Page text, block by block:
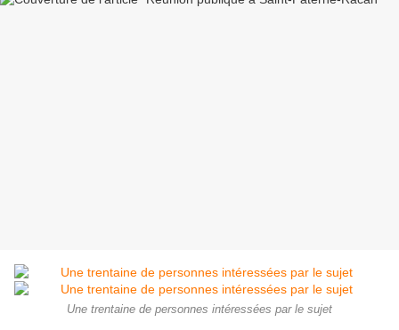
Une trentaine de personnes intéressées par le sujet